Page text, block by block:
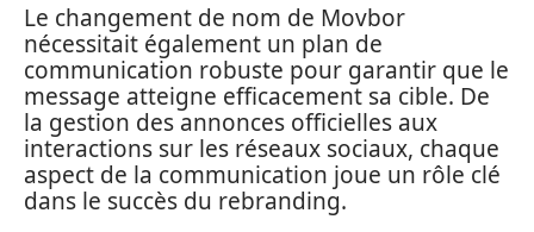
Le changement de nom de Movbor
nécessitait également un plan de
communication robuste pour garantir que le
message atteigne efficacement sa cible. De
la gestion des annonces officielles aux
interactions sur les réseaux sociaux, chaque
aspect de la communication joue un rôle clé
dans le succès du rebranding.